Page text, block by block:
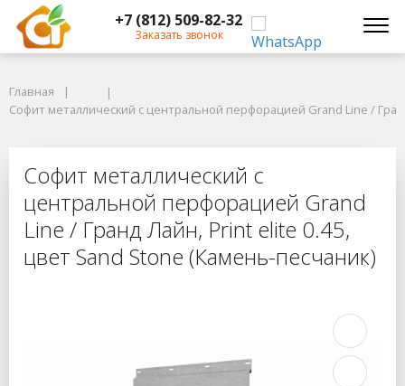
+7 (812) 509-82-32
Заказать звонок
Софит металлический с центральной перфорацией Grand Line /
Софит металлический с
Главная
Софит металлический с центральной перфорацией Grand Line /
Софит металлический с
центральной перфорацией Grand
Line / Гранд Лайн, Print elite 0.45,
цвет Sand Stone (Камень-песчаник)